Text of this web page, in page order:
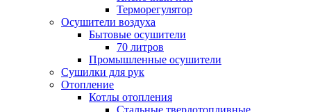
Терморегулятор
Осушители воздуха
Бытовые осушители
70 литров
Промышленные осушители
Сушилки для рук
Отопление
Котлы отопления
Стальные твердотопливные